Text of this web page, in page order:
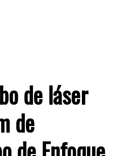
de láser
de